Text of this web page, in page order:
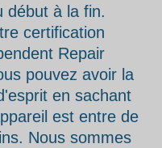
début à la fin.
certification
Repair
pouvez avoir la
en sachant
est entre de
Nous sommes